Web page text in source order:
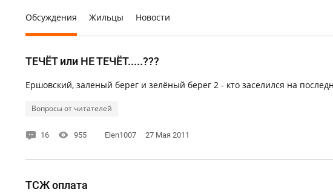
Обсуждения Жильцы Новости
ТЕЧЁТ или НЕ ТЕЧЁТ.....???
Ершовский, заленый берег и зелёный берег 2 - кто заселился на
Вопросы от читателей
16 955 Elen1007 27 Мая 2011
ТСЖ оплата